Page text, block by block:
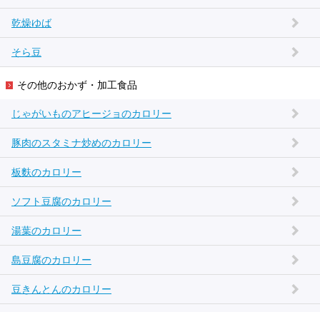
乾燥ゆば
そら豆
その他のおかず・加工食品
じゃがいものアヒージョのカロリー
豚肉のスタミナ炒めのカロリー
板麩のカロリー
ソフト豆腐のカロリー
湯葉のカロリー
島豆腐のカロリー
豆きんとんのカロリー